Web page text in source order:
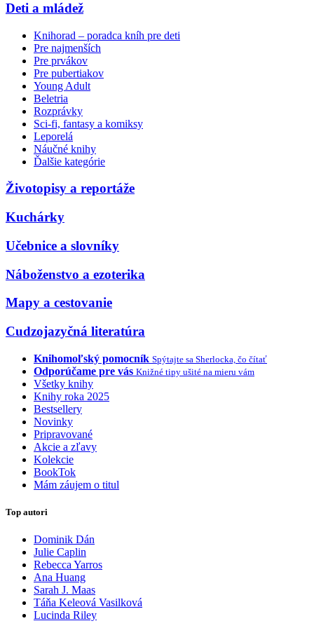
Deti a mládež
Knihorad – poradca kníh pre deti
Pre najmenších
Pre prvákov
Pre pubertiakov
Young Adult
Beletria
Rozprávky
Sci-fi, fantasy a komiksy
Leporelá
Náučné knihy
Ďalšie kategórie
Životopisy a reportáže
Kuchárky
Učebnice a slovníky
Náboženstvo a ezoterika
Mapy a cestovanie
Cudzojazyčná literatúra
Knihomoľský pomocník Spýtajte sa Sherlocka, čo čítať
Odporúčame pre vás Knižné tipy ušité na mieru vám
Všetky knihy
Knihy roka 2025
Bestsellery
Novinky
Pripravované
Akcie a zľavy
Kolekcie
BookTok
Mám záujem o titul
Top autori
Dominik Dán
Julie Caplin
Rebecca Yarros
Ana Huang
Sarah J. Maas
Táňa Keleová Vasilková
Lucinda Riley